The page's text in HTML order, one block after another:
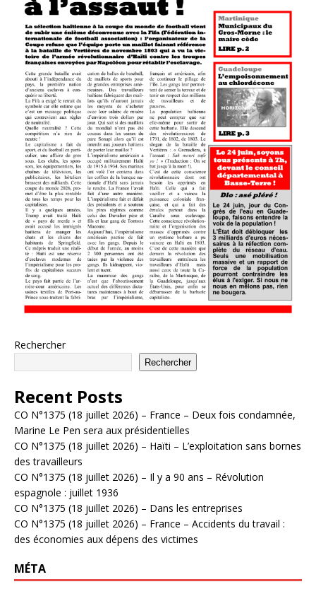
Rechercher
Rechercher
Recent Posts
CO N°1375 (18 juillet 2026) – France – Deux fois condamnée,
Marine Le Pen sera aux présidentielles
CO N°1375 (18 juillet 2026) – Haïti – L’exploitation sans bornes
des travailleurs
CO N°1375 (18 juillet 2026) – Il y a 90 ans – Révolution
espagnole : juillet 1936
CO N°1375 (18 juillet 2026) – Dans les entreprises
CO N°1375 (18 juillet 2026) – France – Accidents du travail :
des économies aux dépens des victimes
MÉTA